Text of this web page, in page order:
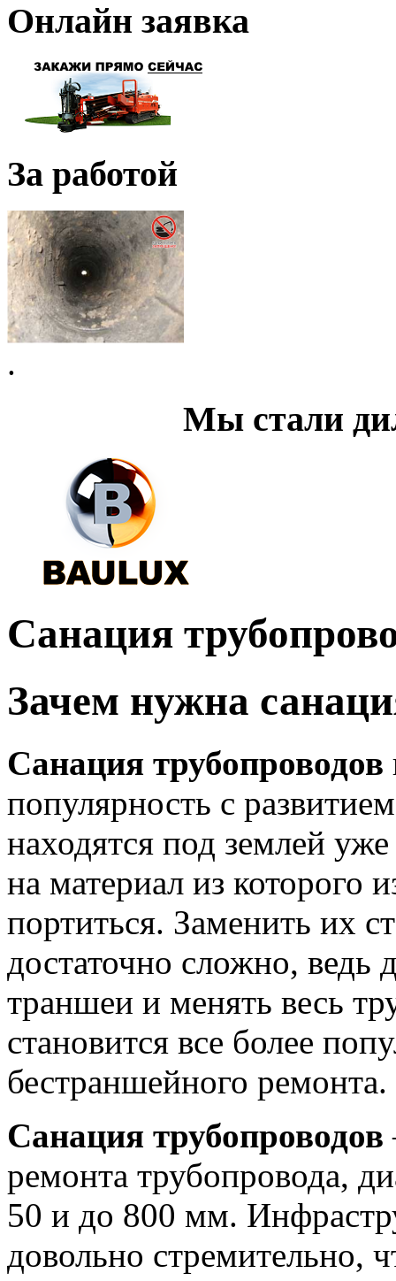
Онлайн заявка
За работой
.
Мы стали
Санация
Зачем нужна
Санация трубопроводов
популярность с
находятся под землей
на материал из которого
портиться. Заменить их
достаточно сложно, ведь
траншеи и менять весь
становится все более
бестраншейного ремонта.
Санация трубопроводов
ремонта трубопровода,
50 и до 800 мм.
довольно стремительно,